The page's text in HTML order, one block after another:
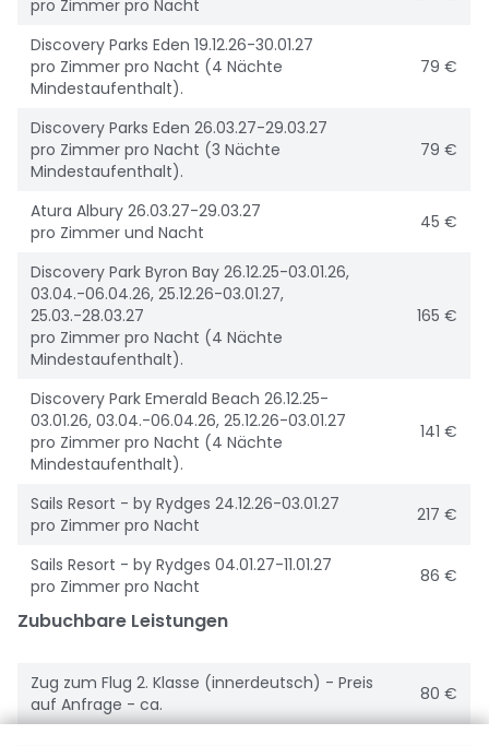
pro Zimmer pro Nacht
Discovery Parks Eden 19.12.26-30.01.27
pro Zimmer pro Nacht (4 Nächte
Mindestaufenthalt).
79 €
Discovery Parks Eden 26.03.27-29.03.27
pro Zimmer pro Nacht (3 Nächte
Mindestaufenthalt).
79 €
Atura Albury 26.03.27-29.03.27
pro Zimmer und Nacht
45 €
Discovery Park Byron Bay 26.12.25-03.01.26,
03.04.-06.04.26, 25.12.26-03.01.27,
25.03.-28.03.27
pro Zimmer pro Nacht (4 Nächte
Mindestaufenthalt).
165 €
Discovery Park Emerald Beach 26.12.25-
03.01.26, 03.04.-06.04.26, 25.12.26-03.01.27
pro Zimmer pro Nacht (4 Nächte
Mindestaufenthalt).
141 €
Sails Resort - by Rydges 24.12.26-03.01.27
pro Zimmer pro Nacht
217 €
Sails Resort - by Rydges 04.01.27-11.01.27
pro Zimmer pro Nacht
86 €
Zubuchbare Leistungen
Zug zum Flug 2. Klasse (innerdeutsch) - Preis
auf Anfrage - ca.
80 €